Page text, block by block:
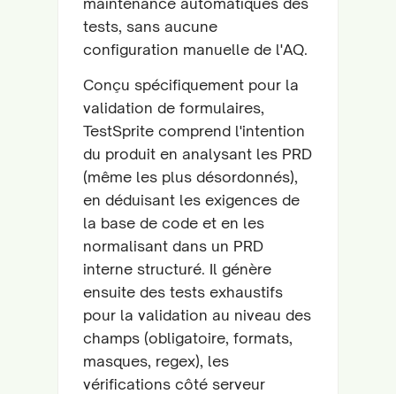
tests, sans aucune
configuration manuelle de l'AQ.
Conçu spécifiquement pour la
validation de formulaires,
TestSprite comprend l'intention
du produit en analysant les PRD
(même les plus désordonnés),
en déduisant les exigences de
la base de code et en les
normalisant dans un PRD
interne structuré. Il génère
ensuite des tests exhaustifs
pour la validation au niveau des
champs (obligatoire, formats,
masques, regex), les
vérifications côté serveur